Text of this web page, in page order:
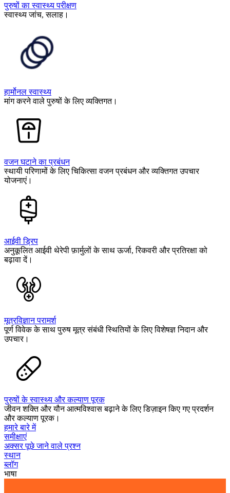
पुरुषों का स्वास्थ्य परीक्षण
स्वास्थ्य जांच, सलाह।
हार्मोनल स्वास्थ्य
मांग करने वाले पुरुषों के लिए व्यक्तिगत।
वजन घटाने का प्रबंधन
स्थायी परिणामों के लिए चिकित्सा वजन प्रबंधन और व्यक्तिगत उपचार
योजनाएं।
आईवी ड्रिप
अनुकूलित आईवी थेरेपी फ़ार्मुलों के साथ ऊर्जा, रिकवरी और प्रतिरक्षा को
बढ़ावा दें।
मूत्रविज्ञान परामर्श
पूर्ण विवेक के साथ पुरुष मूत्र संबंधी स्थितियों के लिए विशेषज्ञ निदान और
उपचार।
पुरुषों के स्वास्थ्य और कल्याण पूरक
जीवन शक्ति और यौन आत्मविश्वास बढ़ाने के लिए डिज़ाइन किए गए प्रदर्शन
और कल्याण पूरक।
हमारे बारे में
समीक्षाएं
अक्सर पूछे जाने वाले प्रश्न
स्थान
ब्लॉग
भाषा